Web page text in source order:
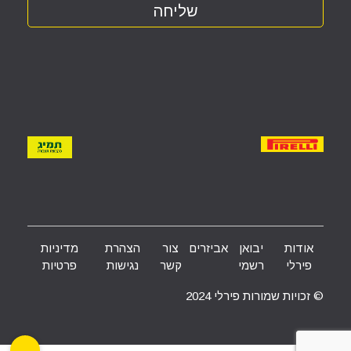
052-3520111
צמיגי קלדרון
אודות
פירלי
יבואן
רשמי
אביזרים
צור
קשר
הצהרת
נגישות
מדיניות
פרטיות
© זכויות שמורות פירלי 2024